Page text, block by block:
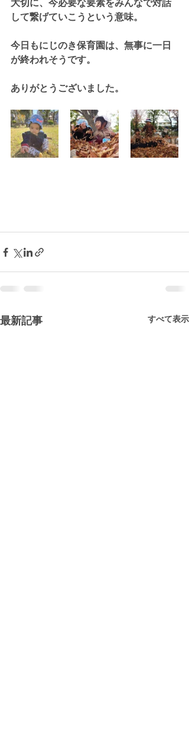
大切に、今必要な要素をみんなで対話
して繋げていこうという意味。
今日もにじのき保育園は、無事に一日
が終われそうです。
ありがとうございました。
最新記事 すべて表示